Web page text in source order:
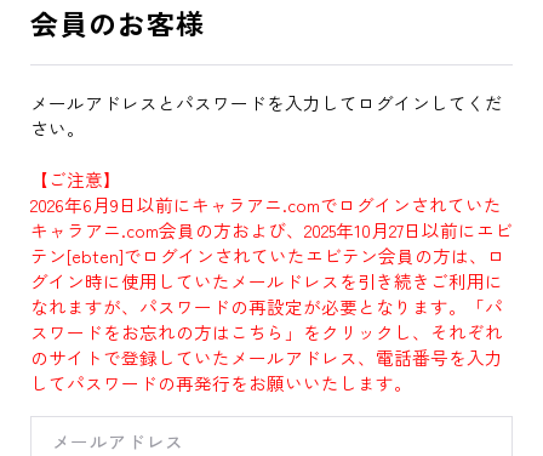
会員のお客様
メールアドレスとパスワードを入力してログインしてくだ
さい。
【ご注意】
2026年6月9日以前にキャラアニ.comでログインされていた
キャラアニ.com会員の方および、2025年10月27日以前にエビ
テン[ebten]でログインされていたエビテン会員の方は、ロ
グイン時に使用していたメールドレスを引き続きご利用に
なれますが、パスワードの再設定が必要となります。「パ
スワードをお忘れの方はこちら」をクリックし、それぞれ
のサイトで登録していたメールアドレス、電話番号を入力
してパスワードの再発行をお願いいたします。